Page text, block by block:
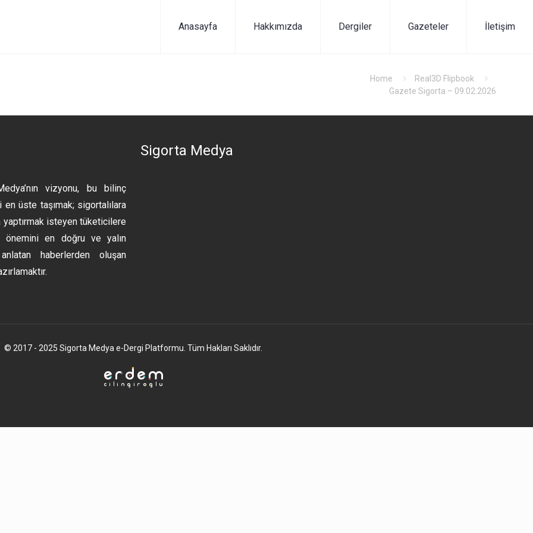
Anasayfa Hakkımızda Dergiler Gazeteler İletişim
Home
Real3D Flipbook
Gazete Sigorta – 09.02.2026
vizyonu, bu bilinç
üste taşımak; sigortalılara
isteyen tüketicilere
önemini en doğru ve yalın
haberlerden oluşan
Sigorta Medya
© 2017 - 2025 Sigorta Medya e-Dergi Platformu. Tüm Hakları Saklıdır.